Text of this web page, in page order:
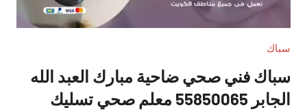
سباك
سباك فني صحي ضاحية مبارك العبد الله
الجابر 55850065 معلم صحي تسليك